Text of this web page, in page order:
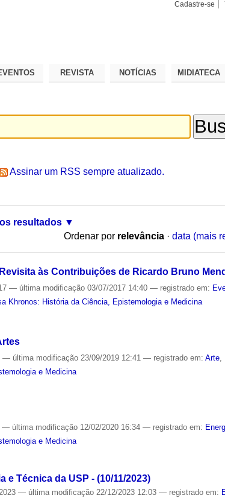
Cadastre-se
REVISTA NOTÍCIAS MIDIATECA
Assinar um RSS sempre atualizado.
resultados
Ordenar por relevância · data (mais
às Contribuições de Ricardo Bruno
— última modificação 03/07/2017 14:40— registrado em:
Khronos: História da Ciência, Epistemologia e Medicina
— última modificação 23/09/2019 12:41— registrado em:Arte
e Medicina
— última modificação 12/02/2020 16:34— registrado em:
e Medicina
e Técnica da USP - (10/11/2023)
— última modificação 22/12/2023 12:03— registrado em: